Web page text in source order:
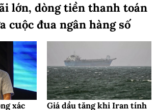
lớn, dòng tiền thanh toán
cuộc đua ngân hàng số
xác
Giá dầu tăng khi Iran tính